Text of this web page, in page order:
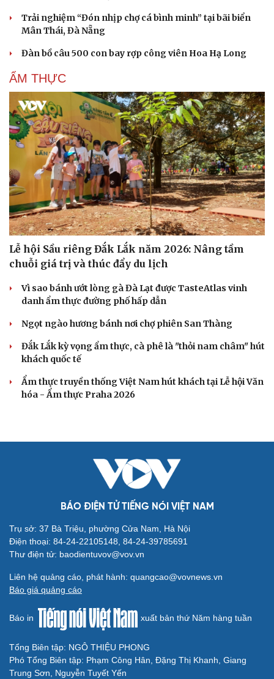
Cải chính
Trải nghiệm “Đón nhịp chợ cá bình minh” tại bãi biển
Mân Thái, Đà Nẵng
Đàn bồ câu 500 con bay rợp công viên Hoa Hạ Long
ẨM THỰC
Lễ hội Sầu riêng Đắk Lắk năm 2026: Nâng tầm
chuỗi giá trị và thúc đẩy du lịch
Vì sao bánh ướt lòng gà Đà Lạt được TasteAtlas vinh
danh ẩm thực đường phố hấp dẫn
Ngọt ngào hương bánh nơi chợ phiên San Thàng
Đắk Lắk kỳ vọng ẩm thực, cà phê là "thỏi nam châm" hút
khách quốc tế
Ẩm thực truyền thống Việt Nam hút khách tại Lễ hội Văn
hóa - Ẩm thực Praha 2026
BÁO ĐIỆN TỬ TIẾNG NÓI VIỆT NAM
Trụ sở: 37 Bà Triệu, phường Cửa Nam, Hà Nội
Điện thoại: 84-24-22105148, 84-24-39785691
Thư điện tử: baodientuvov@vov.vn
Liên hệ quảng cáo, phát hành: quangcao@vovnews.vn
Báo giá quảng cáo
Báo in xuất bản thứ Năm hàng tuần
Tổng Biên tập: NGÔ THIỆU PHONG
Phó Tổng Biên tập: Phạm Công Hân, Đặng Thị Khanh, Giang
Trung Sơn, Nguyễn Tuyết Yến